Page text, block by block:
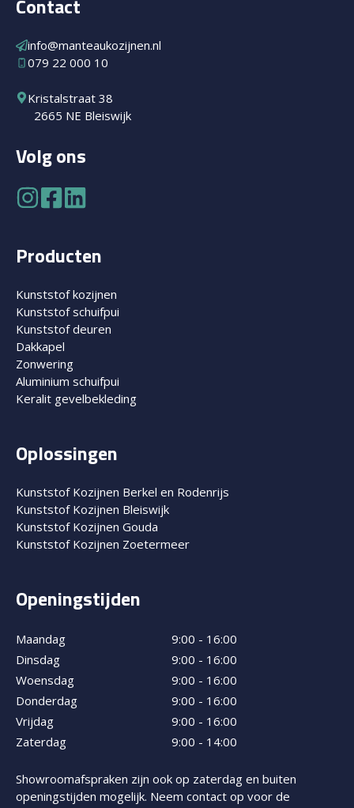
Contact
info@manteaukozijnen.nl
079 22 000 10
Kristalstraat 38
2665 NE Bleiswijk
Volg ons
Producten
Kunststof kozijnen
Kunststof schuifpui
Kunststof deuren
Dakkapel
Zonwering
Aluminium schuifpui
Keralit gevelbekleding
Oplossingen
Kunststof Kozijnen Berkel en Rodenrijs
Kunststof Kozijnen Bleiswijk
Kunststof Kozijnen Gouda
Kunststof Kozijnen Zoetermeer
Openingstijden
Maandag
9:00 - 16:00
Dinsdag
9:00 - 16:00
Woensdag
9:00 - 16:00
Donderdag
9:00 - 16:00
Vrijdag
9:00 - 16:00
Zaterdag
9:00 - 14:00
Showroomafspraken zijn ook op zaterdag en buiten
openingstijden mogelijk. Neem contact op voor de